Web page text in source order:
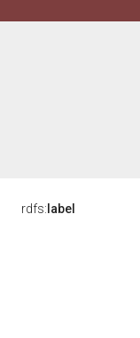
rdfs: label